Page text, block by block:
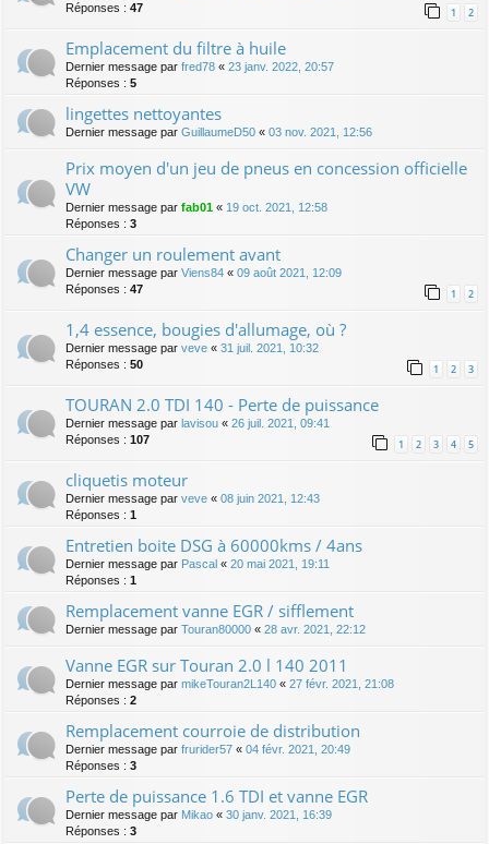
Réponses : 47 1 2
Emplacement du filtre à huile
Dernier message par fred78 « 23 janv. 2022, 20:57
Réponses : 5
lingettes nettoyantes
Dernier message par GuillaumeD50 « 03 nov. 2021, 12:56
Prix moyen d'un jeu de pneus en concession officielle
VW
Dernier message par fab01 « 19 oct. 2021, 12:58
Réponses : 3
Changer un roulement avant
Dernier message par Viens84 « 09 août 2021, 12:09
Réponses : 47 1 2
1,4 essence, bougies d'allumage, où ?
Dernier message par veve « 31 juil. 2021, 10:32
Réponses : 50 1 2 3
TOURAN 2.0 TDI 140 - Perte de puissance
Dernier message par lavisou « 26 juil. 2021, 09:41
Réponses : 107 1 2 3 4 5
cliquetis moteur
Dernier message par veve « 08 juin 2021, 12:43
Réponses : 1
Entretien boite DSG à 60000kms / 4ans
Dernier message par Pascal « 20 mai 2021, 19:11
Réponses : 1
Remplacement vanne EGR / sifflement
Dernier message par Touran80000 « 28 avr. 2021, 22:12
Vanne EGR sur Touran 2.0 l 140 2011
Dernier message par mikeTouran2L140 « 27 févr. 2021, 21:08
Réponses : 2
Remplacement courroie de distribution
Dernier message par frurider57 « 04 févr. 2021, 20:49
Réponses : 3
Perte de puissance 1.6 TDI et vanne EGR
Dernier message par Mikao « 30 janv. 2021, 16:39
Réponses : 3